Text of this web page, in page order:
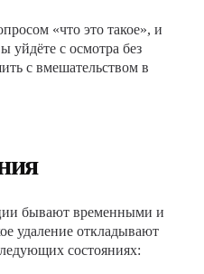
«что это такое», и
уйдёте с осмотра без
с вмешательством в
бывают временными и
удаление откладывают
состояниях: